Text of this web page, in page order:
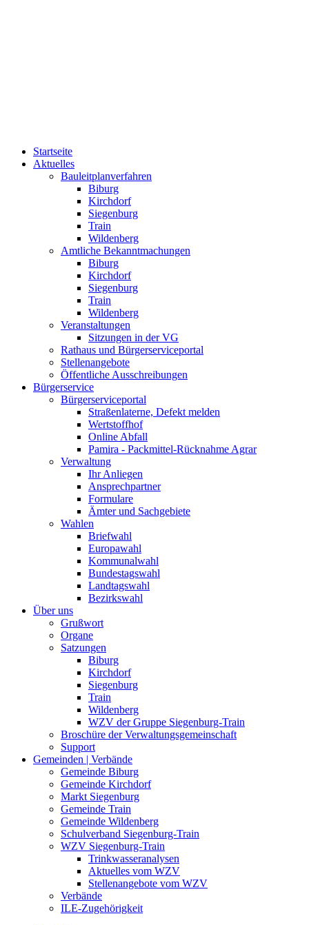
Startseite
Aktuelles
Bauleitplanverfahren
Biburg
Kirchdorf
Siegenburg
Train
Wildenberg
Amtliche Bekanntmachungen
Biburg
Kirchdorf
Siegenburg
Train
Wildenberg
Veranstaltungen
Sitzungen in der VG
Rathaus und Bürgerserviceportal
Stellenangebote
Öffentliche Ausschreibungen
Bürgerservice
Bürgerserviceportal
Straßenlaterne, Defekt melden
Wertstoffhof
Online Abfall
Pamira - Packmittel-Rücknahme Agrar
Verwaltung
Ihr Anliegen
Ansprechpartner
Formulare
Ämter und Sachgebiete
Wahlen
Briefwahl
Europawahl
Kommunalwahl
Bundestagswahl
Landtagswahl
Bezirkswahl
Über uns
Grußwort
Organe
Satzungen
Biburg
Kirchdorf
Siegenburg
Train
Wildenberg
WZV der Gruppe Siegenburg-Train
Broschüre der Verwaltungsgemeinschaft
Support
Gemeinden | Verbände
Gemeinde Biburg
Gemeinde Kirchdorf
Markt Siegenburg
Gemeinde Train
Gemeinde Wildenberg
Schulverband Siegenburg-Train
WZV Siegenburg-Train
Trinkwasseranalysen
Aktuelles vom WZV
Stellenangebote vom WZV
Verbände
ILE-Zugehörigkeit